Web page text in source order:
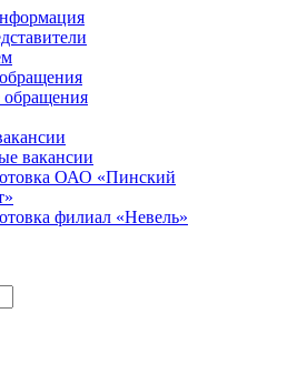
вакансии
ОАО «Пинский
филиал «Невель»